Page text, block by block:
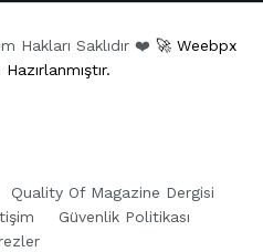
Hakları Saklıdır ❤️ 🚀 Weebpx
Quality Of Magazine Dergisi
Güvenlik Politikası